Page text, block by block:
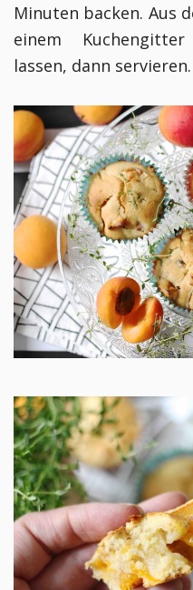
Minuten backen. Aus
einem
lassen, dann servieren.